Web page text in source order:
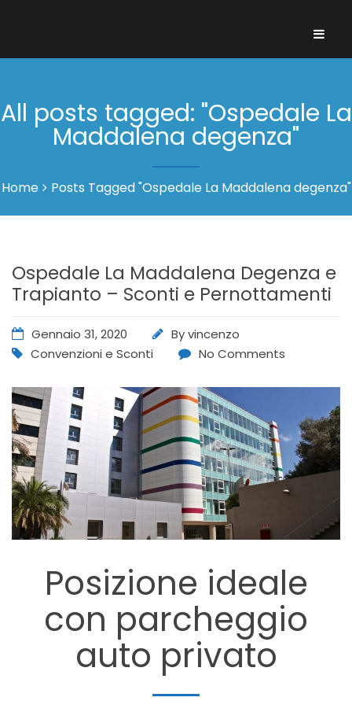
All posts tagged: "Ospedale La
Maddalena degenza"
Home Posts Tagged "Ospedale La Maddalena degenza"
Ospedale La Maddalena Degenza e
Trapianto – Sconti e Pernottamenti
Gennaio 31, 2020 Byvincenzo
Convenzioni e Sconti
No Comments
Posizione ideale
con parcheggio
auto privato